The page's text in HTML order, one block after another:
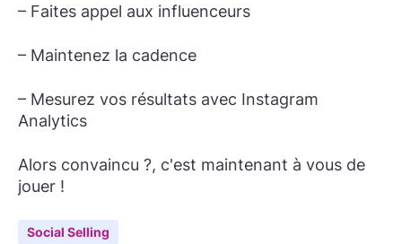
– Faites appel aux influenceurs
– Maintenez la cadence
– Mesurez vos résultats avec Instagram
Analytics
Alors convaincu ?, c'est maintenant à vous de
jouer !
Social Selling